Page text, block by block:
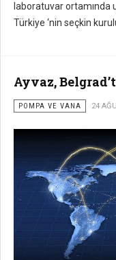
laboratuvar ortamında
Türkiye ‘nin seçkin
Ayvaz,
POMPA VE VANA 24